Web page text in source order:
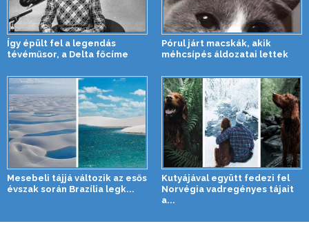
Így épült fel a legendás
tévéműsor, a Delta főcíme
Pórul járt macskák, akik
méhcsípés áldozatai lettek
Mesebeli tájjá változik az esős
évszak során Brazília legk...
Kutyájával együtt fedezi fel
Norvégia vadregényes tájait
a...